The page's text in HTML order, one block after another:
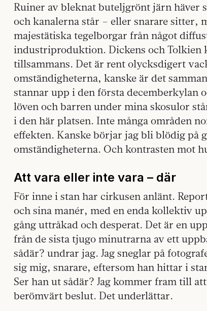
Ruiner av bleknat buteljgrönt järn häver
och kanalerna står – eller snarare sitter,
majestätiska tegelborgar från något
industriproduktion. Dickens och Tolkien
tillsammans. Det är rent olycksdigert
omständigheterna, kanske är det
stannar upp i den första decemberkylan
löven och barren under mina skosulor
i den här platsen. Inte många områden
effekten. Kanske börjar jag bli blödig på
omständigheterna. Och kontrasten mot
Att vara eller inte vara – där
För inne i stan har cirkusen anlänt.
och sina manér, med en enda kollektiv
gång uttråkad och desperat. Det är en
från de sista tjugo minutrarna av ett
sådär? undrar jag. Jag sneglar på
sig mig, snarare, eftersom han hittar i
Ser han ut sådär? Jag kommer fram till
berömvärt beslut. Det underlättar.